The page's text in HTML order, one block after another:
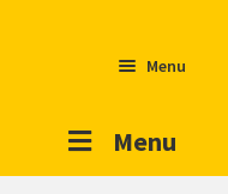
Menu
Menu